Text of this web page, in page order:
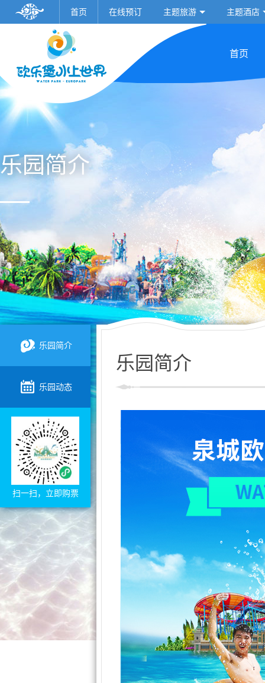
首页 在线预订 主题旅游 主题酒店
首页
乐园简介
乐园动态
扫一扫，立即购票
乐园简介
乐园简介